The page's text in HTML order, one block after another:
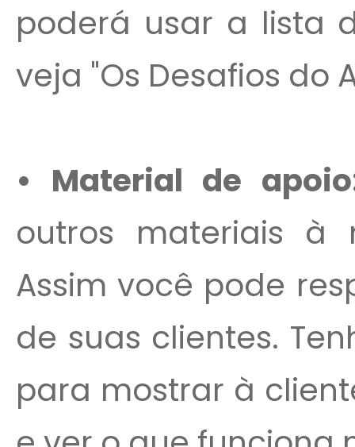
poderá usar a lista
veja "Os Desafios do
• Material de
outros materiais à
Assim você pode
de suas clientes.
para mostrar à